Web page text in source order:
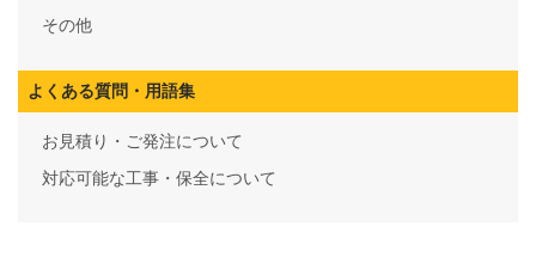
その他
よくある質問・用語集
お見積り・ご発注について
対応可能な工事・保全について